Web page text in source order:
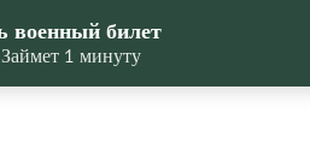
военный билет
Займет 1 минуту